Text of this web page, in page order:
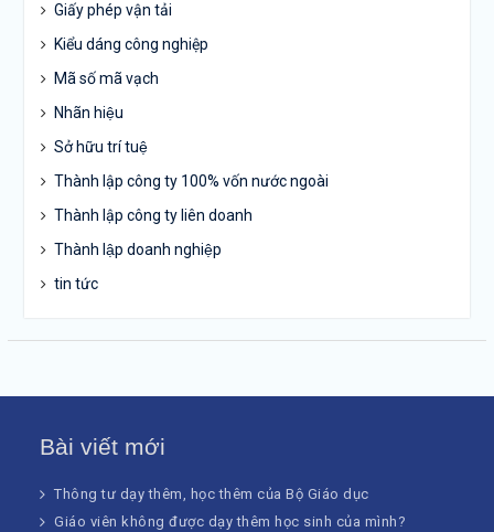
Giấy phép vận tải
Kiểu dáng công nghiệp
Mã số mã vạch
Nhãn hiệu
Sở hữu trí tuệ
Thành lập công ty 100% vốn nước ngoài
Thành lập công ty liên doanh
Thành lập doanh nghiệp
tin tức
Bài viết mới
Thông tư dạy thêm, học thêm của Bộ Giáo dục
Giáo viên không được dạy thêm học sinh của mình?